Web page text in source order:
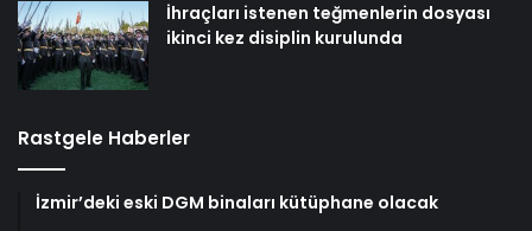
İhraçları istenen teğmenlerin dosyası
ikinci kez disiplin kurulunda
Rastgele Haberler
İzmir’deki eski DGM binaları kütüphane olacak